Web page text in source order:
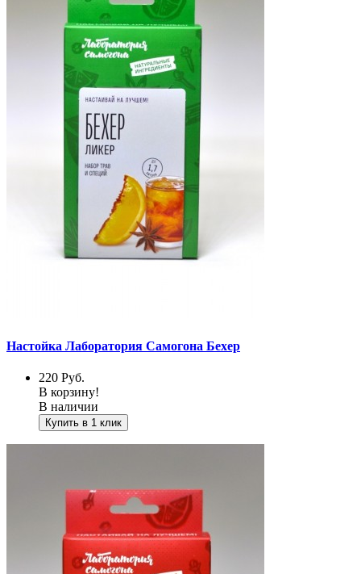
Настойка Лаборатория Самогона Бехер
220 Руб.
В корзину!
В наличии
Купить в 1 клик